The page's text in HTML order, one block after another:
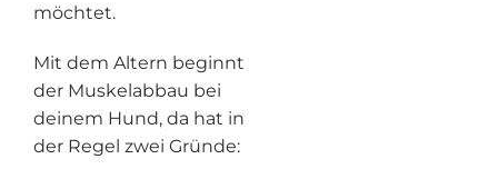
möchtet.
Mit dem Altern beginnt
der Muskelabbau bei
deinem Hund, da hat in
der Regel zwei Gründe: